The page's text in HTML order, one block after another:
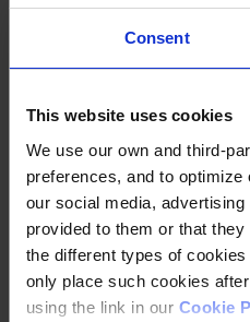
Consent
This website uses cookies
We use our own and third-
preferences, and to
our social media,
provided to them or that
the different types of
only place such cookies
using the link in our Cookie